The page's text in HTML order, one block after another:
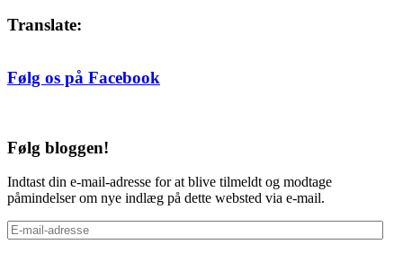
Translate:
Følg os på Facebook
Følg bloggen!
Indtast din e-mail-adresse for at blive tilmeldt og modtage
påmindelser om nye indlæg på dette websted via e-mail.
E-
mail-